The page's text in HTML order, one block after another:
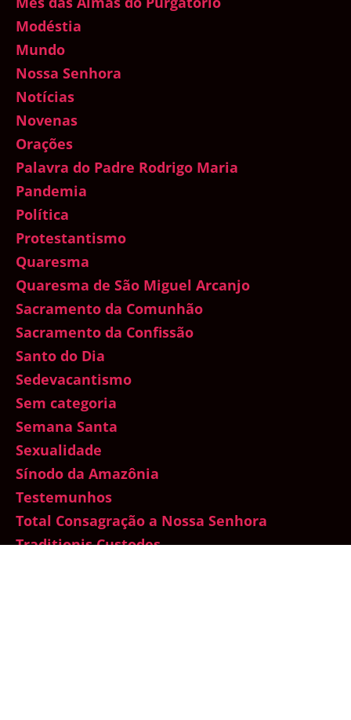
Modéstia
Mundo
Nossa Senhora
Notícias
Novenas
Orações
Palavra do Padre Rodrigo Maria
Pandemia
Política
Protestantismo
Quaresma
Quaresma de São Miguel Arcanjo
Sacramento da Comunhão
Sacramento da Confissão
Santo do Dia
Sedevacantismo
Sem categoria
Semana Santa
Sexualidade
Sínodo da Amazônia
Testemunhos
Total Consagração a Nossa Senhora
Traditionis Custodes